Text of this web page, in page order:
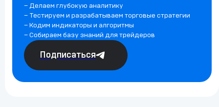
– Делаем глубокую аналитику
– Тестируем и разрабатываем торговые стратегии
– Кодим индикаторы и алгоритмы
– Собираем базу знаний для трейдеров
Подписаться